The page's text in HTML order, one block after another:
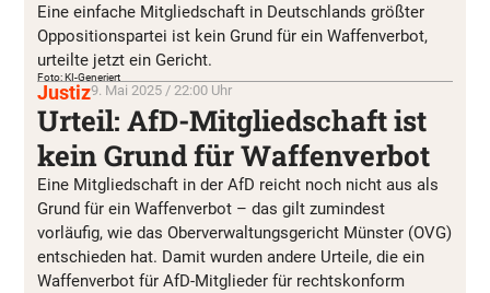
Eine einfache Mitgliedschaft in Deutschlands größter
Oppositionspartei ist kein Grund für ein Waffenverbot,
urteilte jetzt ein Gericht.
Foto: KI-Generiert
Justiz9. Mai 2025 / 22:00 Uhr
Urteil: AfD-Mitgliedschaft ist
kein Grund für Waffenverbot
Eine Mitgliedschaft in der AfD reicht noch nicht aus als
Grund für ein Waffenverbot – das gilt zumindest
vorläufig, wie das Oberverwaltungsgericht Münster (OVG)
entschieden hat. Damit wurden andere Urteile, die ein
Waffenverbot für AfD-Mitglieder für rechtskonform